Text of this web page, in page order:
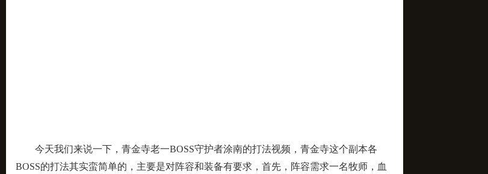
今天我们来说一下，青金寺老一BOSS守护者涂南的打法视频，青金寺这个副本各
BOSS的打法其实蛮简单的，主要是对阵容和装备有要求，首先，阵容需求一名牧师，血